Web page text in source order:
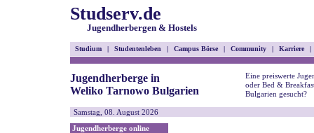
Studserv.de
Jugendherbergen & Hostels
Studium | Studentenleben | Campus Börse | Community | Karriere |
Jugendherberge in
Weliko Tarnowo Bulgarien
Eine preiswerte
oder Bed &
Bulgarien gesucht?
Samstag, 08. August 2026
Jugendherberge online